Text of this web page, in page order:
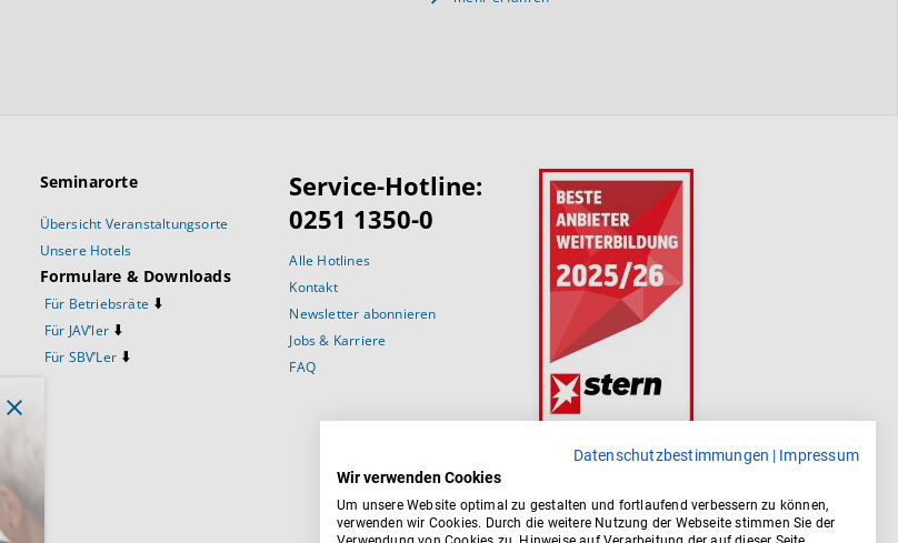
Datenschutzbestimmungen | Impressum
Wir verwenden Cookies
Um unsere Website optimal zu gestalten und fortlaufend verbessern zu können,
verwenden wir Cookies. Durch die weitere Nutzung der Webseite stimmen Sie der
Seminarorte
Übersicht Veranstaltungsorte
Unsere Hotels
Formulare & Downloads
Für Betriebsräte ⬇️
Für JAV’ler ⬇️
Für SBV’Ler ⬇️
Service-Hotline:
0251 1350-0
Alle Hotlines
Kontakt
Newsletter abonnieren
Jobs & Karriere
FAQ